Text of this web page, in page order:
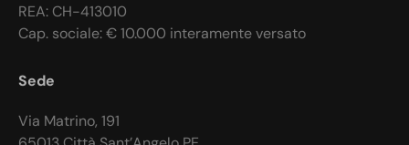
REA: CH-413010
Cap. sociale: € 10.000 interamente versato
Sede
Via Matrino, 191